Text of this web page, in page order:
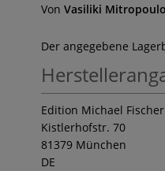
Von Vasiliki
Der angegebene
Edition Michael
Kistlerhofstr. 70
81379 München
DE